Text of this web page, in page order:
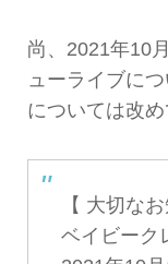
尚、2021年10
ューライブに
については改め
【 大切な
ベイビーク